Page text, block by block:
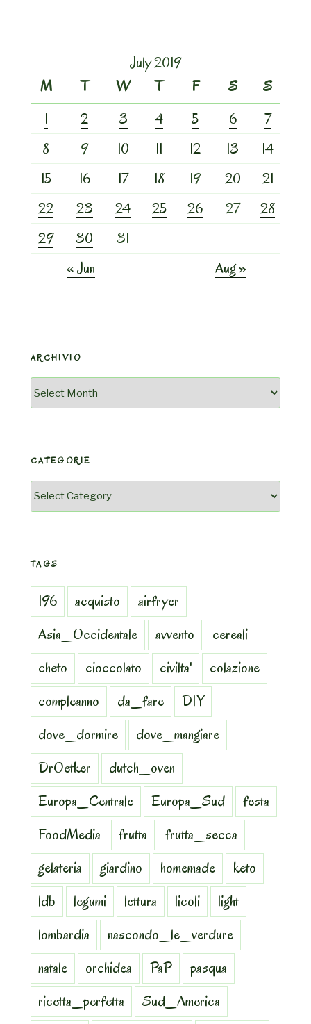
July 2019
M
T W T F S
S
1
2 3 4 5 6
7
8
9 10 11 12 13
14
15
16 17 18 19 20
21
22
23 24 25 26 27
28
29
30
31
« Jun
Aug »
ARCHIVIO
Archivio
CATEGORIE
Categorie
TAGS
196 acquisto
airfryer
Asia_Occidentale
avvento
cereali
cheto
cioccolato civilta'
colazione
compleanno
da_fare
DIY
dove_dormire
dove_mangiare
DrOetker
dutch_oven
Europa_Centrale
Europa_Sud
festa
FoodMedia
frutta
frutta_secca
gelateria
giardino homemade
keto
ldb
legumi lettura licoli
light
lombardia
nascondo_le_verdure
natale
orchidea PaP
pasqua
ricetta_perfetta
Sud_America